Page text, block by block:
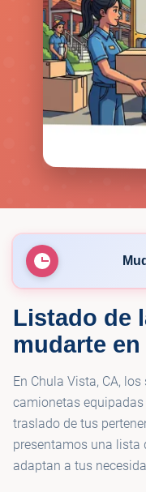
📦
🚚 Move Central
🚚 Priority
Listado de
mudarte
En Chula Vista, CA,
camionetas
traslado de tus
presentamos una lista
adaptan a tus